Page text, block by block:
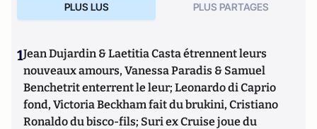
PLUS LUS PLUS PARTAGES
1Jean Dujardin & Laetitia Casta étrennent leurs
nouveaux amours, Vanessa Paradis & Samuel
Benchetrit enterrent le leur; Leonardo di Caprio
fond, Victoria Beckham fait du brukini, Cristiano
Ronaldo du bisco-fils; Suri ex Cruise joue du